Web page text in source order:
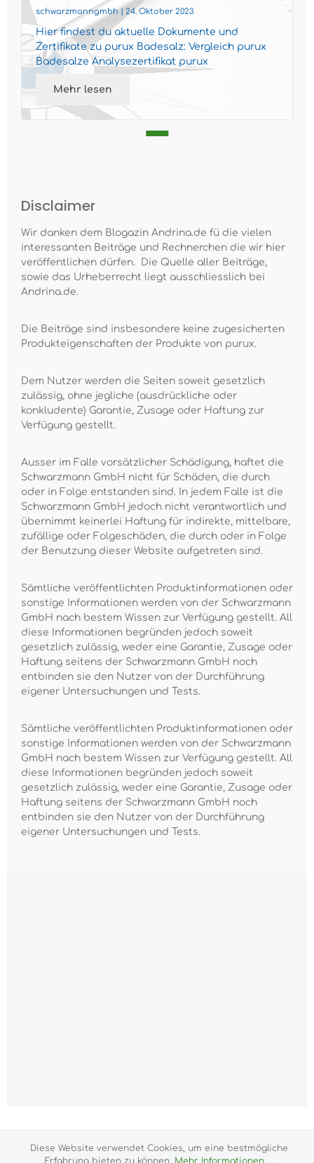
schwarzmanngmbh | 24. Oktober 2023
Hier findest du aktuelle Dokumente und
Zertifikate zu purux Badesalz: Vergleich purux
Badesalze Analysezertifikat purux
Mediterranes Badesalz Produktd...
Mehr lesen
Disclaimer
Wir danken dem Blogazin Andrina.de fü die vielen
interessanten Beiträge und Rechnerchen die wir hier
veröffentlichen dürfen. Die Quelle aller Beiträge,
sowie das Urheberrecht liegt ausschliesslich bei
Andrina.de.
Die Beiträge sind insbesondere keine zugesicherten
Produkteigenschaften der Produkte von purux.
Dem Nutzer werden die Seiten soweit gesetzlich
zulässig, ohne jegliche (ausdrückliche oder
konkludente) Garantie, Zusage oder Haftung zur
Verfügung gestellt.
Ausser im Falle vorsätzlicher Schädigung, haftet die
Schwarzmann GmbH nicht für Schäden, die durch
oder in Folge entstanden sind. In jedem Falle ist die
Schwarzmann GmbH jedoch nicht verantwortlich und
übernimmt keinerlei Haftung für indirekte, mittelbare,
zufällige oder Folgeschäden, die durch oder in Folge
der Benutzung dieser Website aufgetreten sind.
Sämtliche veröffentlichten Produktinformationen oder
sonstige Informationen werden von der Schwarzmann
GmbH nach bestem Wissen zur Verfügung gestellt. All
diese Informationen begründen jedoch soweit
gesetzlich zulässig, weder eine Garantie, Zusage oder
Haftung seitens der Schwarzmann GmbH noch
entbinden sie den Nutzer von der Durchführung
eigener Untersuchungen und Tests.
Sämtliche veröffentlichten Produktinformationen oder
sonstige Informationen werden von der Schwarzmann
GmbH nach bestem Wissen zur Verfügung gestellt. All
diese Informationen begründen jedoch soweit
gesetzlich zulässig, weder eine Garantie, Zusage oder
Haftung seitens der Schwarzmann GmbH noch
entbinden sie den Nutzer von der Durchführung
eigener Untersuchungen und Tests.
nicht anders angegeben.
Diese Website verwendet Cookies, um eine bestmögliche
Erfahrung bieten zu können.
Mehr Informationen ...